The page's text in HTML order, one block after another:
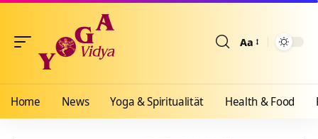
Aa
Home News Yoga & Spiritualität Health & Food